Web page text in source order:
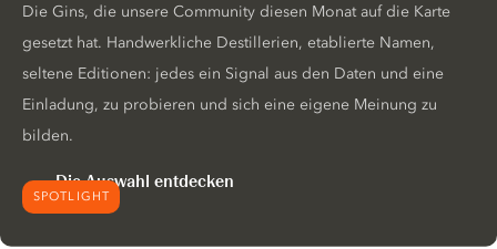
SPOTLIGHT
Die Gins, die unsere Community diesen Monat auf die Karte
gesetzt hat. Handwerkliche Destillerien, etablierte Namen,
seltene Editionen: jedes ein Signal aus den Daten und eine
Einladung, zu probieren und sich eine eigene Meinung zu
bilden.
Die Auswahl entdecken